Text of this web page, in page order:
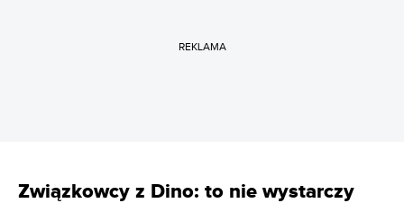
REKLAMA
Związkowcy z Dino: to nie wystarczy